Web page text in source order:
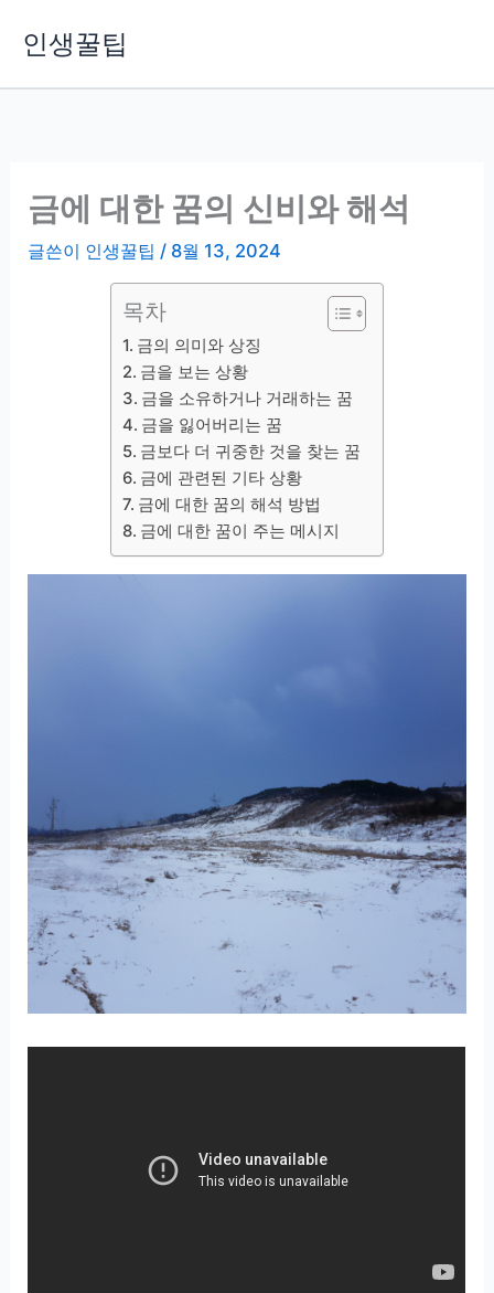
인생꿀팁
금에 대한 꿈의 신비와 해석
글쓴이 인생꿀팁 / 8월 13, 2024
목차
금의 의미와 상징
금을 보는 상황
금을 소유하거나 거래하는 꿈
금을 잃어버리는 꿈
금보다 더 귀중한 것을 찾는 꿈
금에 관련된 기타 상황
금에 대한 꿈의 해석 방법
금에 대한 꿈이 주는 메시지